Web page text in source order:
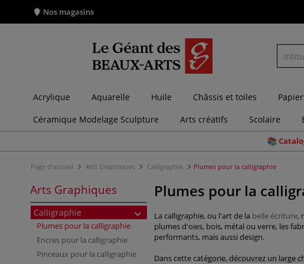
Nos magasins
Acrylique Aquarelle Huile Châssis et toiles
Céramique Modelage Sculpture
Arts créatifs Scolaire
Page d'accueil Arts Graphiques Calligraphie Plumes pour la calligraphie
Arts Graphiques
Calligraphie
Plumes pour la calligraphie
Encres pour la calligraphie
Pinceaux pour la calligraphie
Plumes pour la
La calligraphie, ou l'art de la belle écriture,
plumes d'oies, bois, métal ou verre, les
performants, mais aussi design.
Dans cette catégorie, découvrez un large